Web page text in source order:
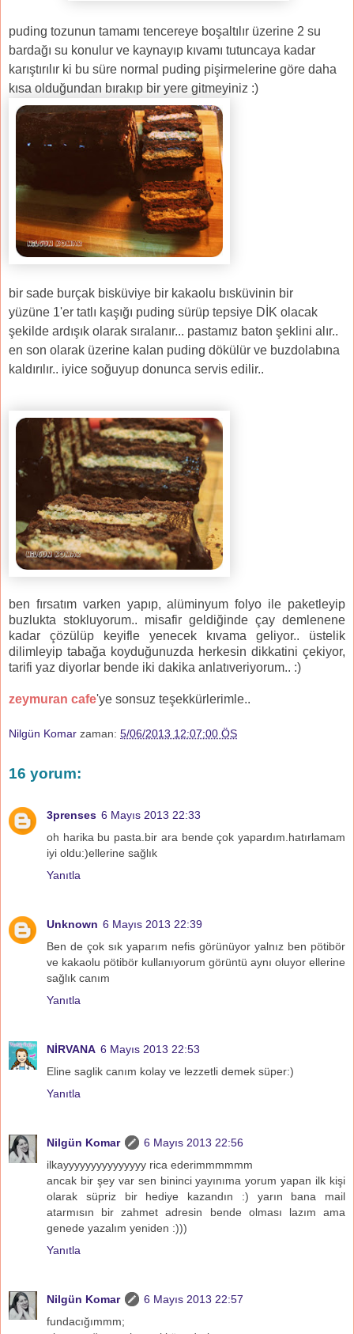
puding tozunun tamamı tencereye boşaltılır üzerine 2 su
bardağı su konulur ve kaynayıp kıvamı tutuncaya kadar
karıştırılır ki bu süre normal puding pişirmelerine göre daha
kısa olduğundan bırakıp bir yere gitmeyiniz :)
bir sade burçak bisküviye bir kakaolu bısküvinin bir
yüzüne 1'er tatlı kaşığı puding sürüp tepsiye DİK olacak
şekilde ardışık olarak sıralanır... pastamız baton şeklini alır..
en son olarak üzerine kalan puding dökülür ve buzdolabına
kaldırılır.. iyice soğuyup donunca servis edilir..
ben fırsatım varken yapıp, alüminyum folyo ile paketleyip
buzlukta stokluyorum.. misafir geldiğinde çay demlenene
kadar çözülüp keyifle yenecek kıvama geliyor.. üstelik
dilimleyip tabağa koyduğunuzda herkesin dikkatini çekiyor,
tarifi yaz diyorlar bende iki dakika anlatıveriyorum.. :)
zeymuran cafe'ye sonsuz teşekkürlerimle..
Nilgün Komar zaman: 5/06/2013 12:07:00 ÖS
16 yorum:
3prenses 6 Mayıs 2013 22:33
oh harika bu pasta.bir ara bende çok yapardım.hatırlamam
iyi oldu:)ellerine sağlık
Yanıtla
Unknown 6 Mayıs 2013 22:39
Ben de çok sık yaparım nefis görünüyor yalnız ben pötibör
ve kakaolu pötibör kullanıyorum görüntü aynı oluyor ellerine
sağlık canım
Yanıtla
NİRVANA 6 Mayıs 2013 22:53
Eline saglik canım kolay ve lezzetli demek süper:)
Yanıtla
Nilgün Komar
6 Mayıs 2013 22:56
ilkayyyyyyyyyyyyyyy rica ederimmmmmm
ancak bir şey var sen bininci yayınıma yorum yapan ilk kişi
olarak süpriz bir hediye kazandın :) yarın bana mail
atarmısın bir zahmet adresin bende olması lazım ama
genede yazalım yeniden :)))
Yanıtla
Nilgün Komar
6 Mayıs 2013 22:57
fundacığımmm;